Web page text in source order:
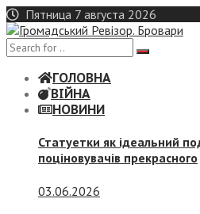
Skip
to
content
Пятница 7 августа 2026
ГОЛОВНА
ВІЙНА
НОВИНИ
Статуетки як ідеальний
поціновувачів прекрасного
03.06.2026